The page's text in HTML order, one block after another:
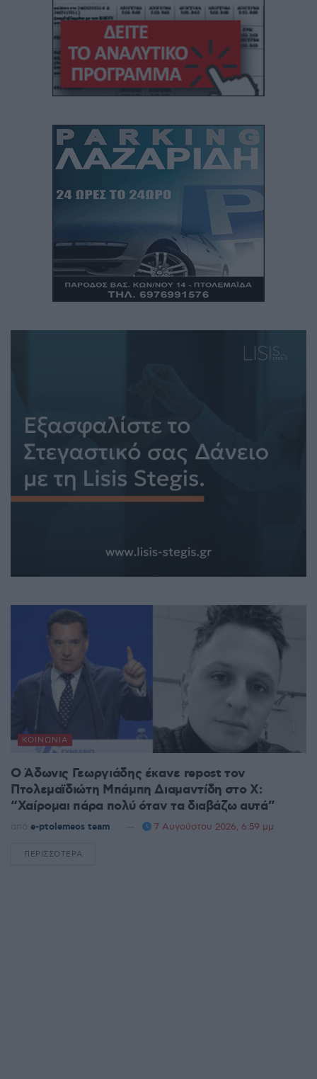
ΚΟΙΝΩΝΊΑ
Ο Άδωνις Γεωργιάδης έκανε repost τον
Πτολεμαϊδιώτη Μπάμπη Διαμαντίδη στο X:
“Χαίρομαι πάρα πολύ όταν τα διαβάζω αυτά”
από e-ptolemeos team 7 Αυγούστου 2026, 6:59 μμ
ΠΕΡΙΣΣΌΤΕΡΑ